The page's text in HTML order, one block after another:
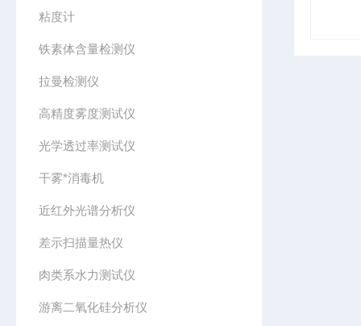
粘度计
铁素体含量检测仪
拉曼检测仪
高精度雾度测试仪
光学透过率测试仪
干雾*消毒机
近红外光谱分析仪
差示扫描量热仪
肉类系水力测试仪
游离二氧化硅分析仪